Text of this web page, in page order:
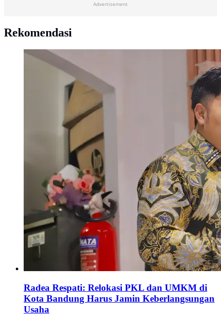
Advertisement
Rekomendasi
Radea Respati: Relokasi PKL dan UMKM di
Kota Bandung Harus Jamin Keberlangsungan
Usaha